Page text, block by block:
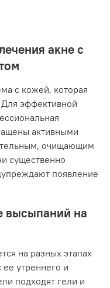
акне с
с кожей, которая
эффективной
активными
очищающим
существенно
появление
высыпаний на
на разных этапах
утреннего и
подходят гели и